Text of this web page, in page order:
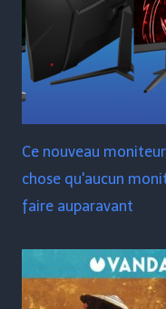
Ce nouveau
chose qu'aucun
faire auparavant